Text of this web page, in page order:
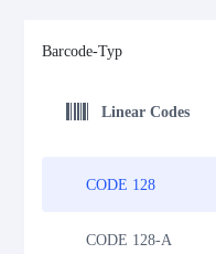
Barcode-Typ
Linear Codes
CODE 128
CODE 128-A